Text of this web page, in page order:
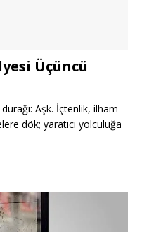
Üçüncü
Aşk. İçtenlik, ilham
dök; yaratıcı yolculuğa